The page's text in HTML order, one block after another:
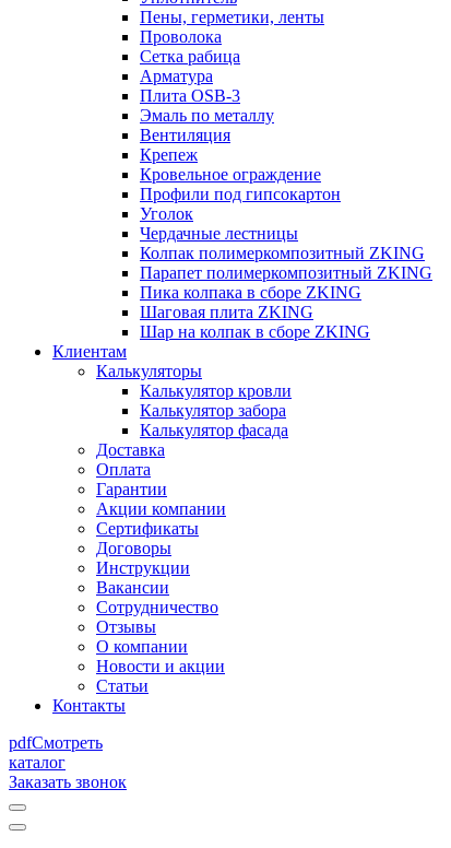
Пены, герметики, ленты
Проволока
Сетка рабица
Арматура
Плита OSB-3
Эмаль по металлу
Вентиляция
Крепеж
Кровельное ограждение
Профили под гипсокартон
Уголок
Чердачные лестницы
Колпак полимеркомпозитный ZKING
Парапет полимеркомпозитный ZKING
Пика колпака в сборе ZKING
Шаговая плита ZKING
Шар на колпак в сборе ZKING
Клиентам
Калькуляторы
Калькулятор кровли
Калькулятор забора
Калькулятор фасада
Доставка
Оплата
Гарантии
Акции компании
Сертификаты
Договоры
Инструкции
Вакансии
Сотрудничество
Отзывы
О компании
Новости и акции
Статьи
Контакты
pdfСмотреть
каталог
Заказать звонок